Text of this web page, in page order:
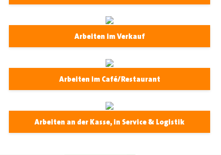
Arbeiten im Verkauf
Arbeiten im Café/Restaurant
Arbeiten an der Kasse, in Service & Logistik